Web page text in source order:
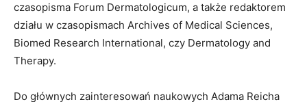
czasopisma Forum Dermatologicum, a także redaktorem
działu w czasopismach Archives of Medical Sciences,
Biomed Research International, czy Dermatology and
Therapy.
Do głównych zainteresowań naukowych Adama Reicha